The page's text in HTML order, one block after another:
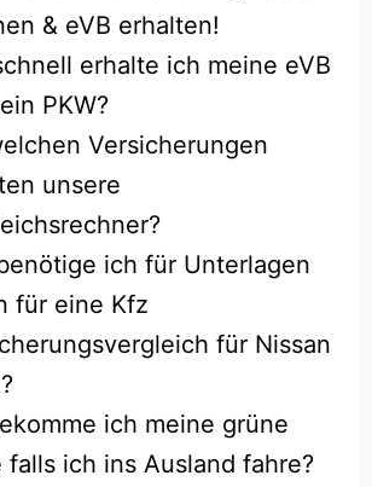
& eVB erhalten!
erhalte ich meine eVB
PKW?
Versicherungen
unsere
ich für Unterlagen
für eine Kfz
für Nissan
ich meine grüne
falls ich ins Ausland fahre?